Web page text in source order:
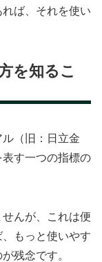
ば、それを使い
を知るこ
（旧：日立金
す一つの指標の
んが、これは便
もっと使いやす
残念です。